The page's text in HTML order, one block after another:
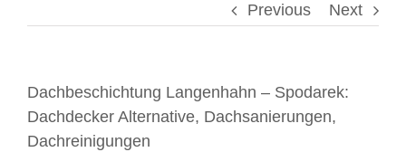
Previous Next
Dachbeschichtung Langenhahn – Spodarek:
Dachdecker Alternative, Dachsanierungen,
Dachreinigungen